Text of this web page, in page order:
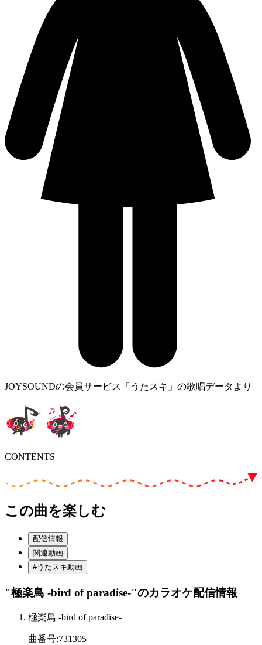
JOYSOUNDの会員サービス「うたスキ」の歌唱データより
CONTENTS
この曲を楽しむ
配信情報
関連動画
#うたスキ動画
"極楽鳥 -bird of paradise-"のカラオケ配信情報
極楽鳥 -bird of paradise-
曲番号:731305